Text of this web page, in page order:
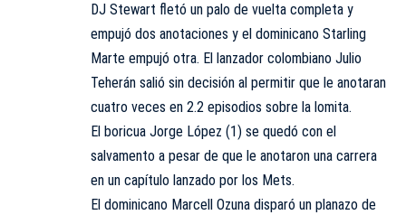
DJ Stewart fletó un palo de vuelta completa y
empujó dos anotaciones y el dominicano Starling
Marte empujó otra. El lanzador colombiano Julio
Teherán salió sin decisión al permitir que le anotaran
cuatro veces en 2.2 episodios sobre la lomita.
El boricua Jorge López (1) se quedó con el
salvamento a pesar de que le anotaron una carrera
en un capítulo lanzado por los Mets.
El dominicano Marcell Ozuna disparó un planazo de